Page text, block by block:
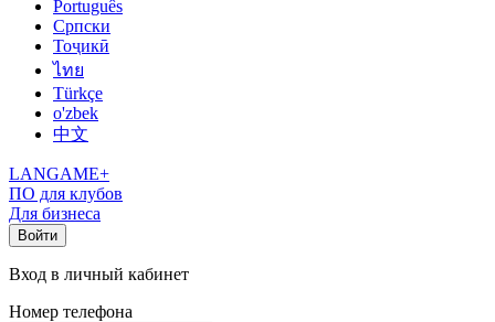
Português
Српски
Тоҷикӣ
ไทย
Türkçe
o'zbek
中文
LANGAME+
ПО для клубов
Для бизнеса
Войти
Вход в личный кабинет
Номер телефона